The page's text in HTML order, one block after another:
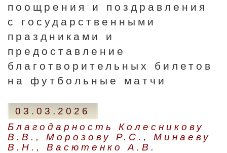
поощрения и поздравления
с государственными
праздниками и
предоставление
благотворительных билетов
на футбольные матчи
03.03.2026
Благодарность Колесникову
В.В., Морозову Р.С., Минаеву
В.Н., Васютенко А.В.